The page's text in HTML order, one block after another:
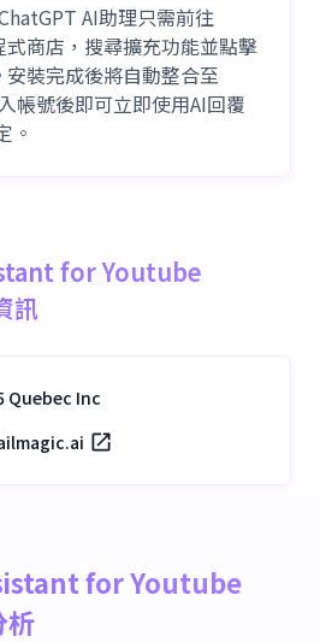
AI助理只需前往
商店，搜尋擴充功能並點擊
安裝完成後將自動整合至
帳號後即可立即使用AI回覆
。
for Youtube
訊
Quebec Inc
for Youtube